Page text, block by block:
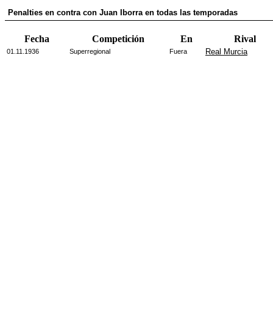
Penalties en contra con Juan Iborra en todas las temporadas
Fecha Competición En Rival
01.11.1936 Superregional Fuera Real Murcia